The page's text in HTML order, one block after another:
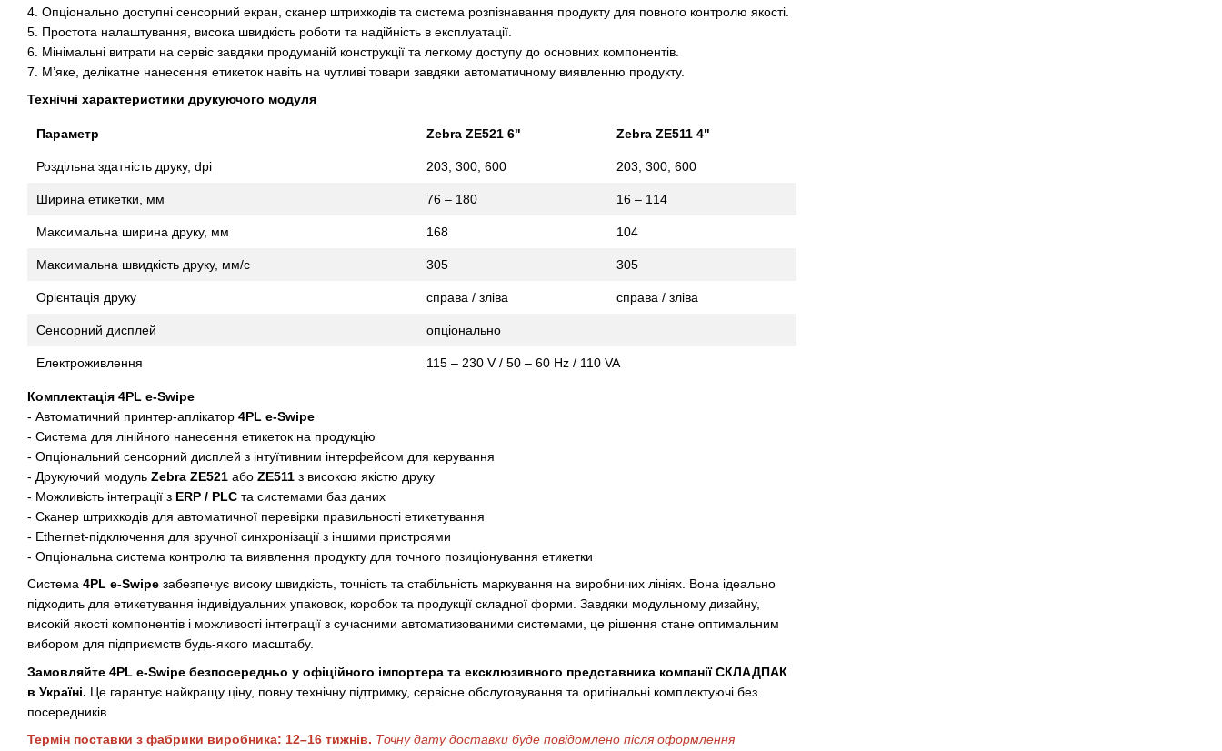
4. Опціонально доступні сенсорний екран, сканер штрихкодів та система розпізнавання продукту для повного контролю якості.
5. Простота налаштування, висока швидкість роботи та надійність в експлуатації.
6. Мінімальні витрати на сервіс завдяки продуманій конструкції та легкому доступу до основних компонентів.
7. М’яке, делікатне нанесення етикеток навіть на чутливі товари завдяки автоматичному виявленню продукту.
Технічні характеристики друкуючого модуля
Параметр Zebra ZE521 6" Zebra ZE511 4"
Роздільна здатність друку, dpi 203, 300, 600 203, 300, 600
Ширина етикетки, мм 76 – 180 16 – 114
Максимальна ширина друку, мм 168 104
Максимальна швидкість друку, мм/с 305 305
Орієнтація друку справа / зліва справа / зліва
Сенсорний дисплей опціонально
Електроживлення 115 – 230 V / 50 – 60 Hz / 110 VA
Комплектація 4PL e-Swipe
- Автоматичний принтер-аплікатор 4PL e-Swipe
- Система для лінійного нанесення етикеток на продукцію
- Опціональний сенсорний дисплей з інтуїтивним інтерфейсом для керування
- Друкуючий модуль Zebra ZE521 або ZE511 з високою якістю друку
- Можливість інтеграції з ERP / PLC та системами баз даних
- Сканер штрихкодів для автоматичної перевірки правильності етикетування
- Ethernet-підключення для зручної синхронізації з іншими пристроями
- Опціональна система контролю та виявлення продукту для точного позиціонування етикетки
Система 4PL e-Swipe забезпечує високу швидкість, точність та стабільність маркування на виробничих лініях. Вона ідеально
підходить для етикетування індивідуальних упаковок, коробок та продукції складної форми. Завдяки модульному дизайну,
високій якості компонентів і можливості інтеграції з сучасними автоматизованими системами, це рішення стане оптимальним
вибором для підприємств будь-якого масштабу.
Замовляйте 4PL e-Swipe безпосередньо у офіційного імпортера та ексклюзивного представника компаніїСКЛАДПАК
в Україні. Це гарантує найкращу ціну, повну технічну підтримку, сервісне обслуговування та оригінальні комплектуючі без
посередників.
Термін поставки з фабрики виробника: 12–16 тижнів. Точну дату доставки буде повідомлено після оформлення